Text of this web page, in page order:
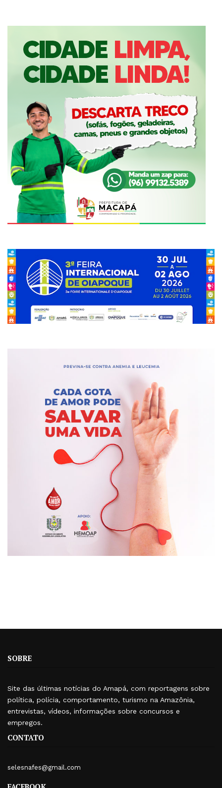
SOBRE
Site das últimas notícias do Amapá, com reportagens sobre
política, polícia, comportamento, turismo na Amazônia,
entrevistas, vídeos, informações sobre concursos e
empregos.
CONTATO
selesnafes@gmail.com